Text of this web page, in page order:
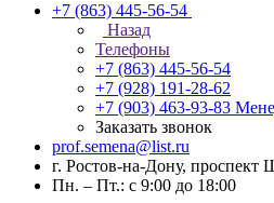
+7 (863) 445-56-54
Назад
Телефоны
+7 (863) 445-56-54
+7 (928) 191-28-62
+7 (903) 463-93-83
Заказать звонок
prof.semena@list.ru
г. Ростов-на-Дону, проспект
Пн. – Пт.: с 9:00 до 18:00